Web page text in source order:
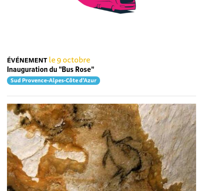
ÉVÉNEMENT le 9 octobre
Inauguration du "Bus Rose"
Sud Provence-Alpes-Côte d'Azur